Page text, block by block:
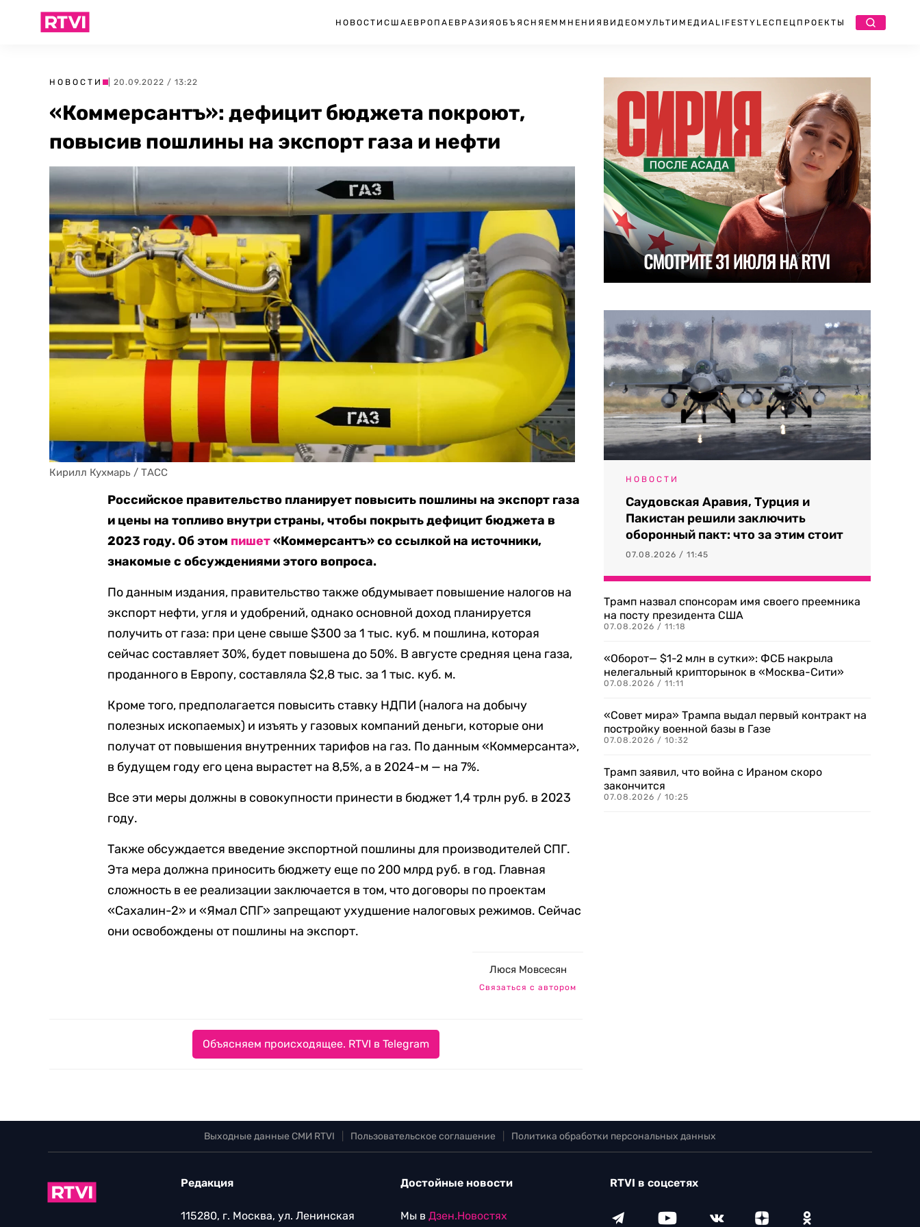
НОВОСТИ США ЕВРОПА ЕВРАЗИЯ ОБЪЯСНЯЕМ МНЕНИЯ ВИДЕО МУЛЬТИМЕДИА LIFESTYLEСПЕЦПРОЕКТЫ
НОВОСТИ | 20.09.2022 / 13:22
«Коммерсантъ»: дефицит бюджета покроют,
повысив пошлины на экспорт газа и нефти
Кирилл Кухмарь / ТАСС
Российское правительство планирует повысить пошлины на экспорт газа
и цены на топливо внутри страны, чтобы покрыть дефицит бюджета в
2023 году. Об этом пишет«Коммерсантъ» со ссылкой на источники,
знакомые с обсуждениями этого вопроса.
По данным издания, правительство также обдумывает повышение налогов на
экспорт нефти, угля и удобрений, однако основной доход планируется
получить от газа: при цене свыше $300 за 1 тыс. куб. м пошлина, которая
сейчас составляет 30%, будет повышена до 50%. В августе средняя цена газа,
проданного в Европу, составляла $2,8 тыс. за 1 тыс. куб. м.
Кроме того, предполагается повысить ставку НДПИ (налога на добычу
полезных ископаемых) и изъять у газовых компаний деньги, которые они
получат от повышения внутренних тарифов на газ. По данным «Коммерсанта»,
в будущем году его цена вырастет на 8,5%, а в 2024-м — на 7%.
Все эти меры должны в совокупности принести в бюджет 1,4 трлн руб. в 2023
году.
Также обсуждается введение экспортной пошлины для производителей СПГ.
Эта мера должна приносить бюджету еще по 200 млрд руб. в год. Главная
сложность в ее реализации заключается в том, что договоры по проектам
«Сахалин-2» и «Ямал СПГ» запрещают ухудшение налоговых режимов. Сейчас
они освобождены от пошлины на экспорт.
Люся Мовсесян
Связаться с автором
Объясняем происходящее. RTVI в Telegram
НОВОСТИ
Саудовская Аравия, Турция и
Пакистан решили заключить
оборонный пакт: что за этим стоит
07.08.2026 / 11:45
Трамп назвал спонсорам имя своего преемника
на посту президента США
07.08.2026 / 11:18
«Оборот— $1-2 млн в сутки»: ФСБ накрыла
нелегальный крипторынок в «Москва-Сити»
07.08.2026 / 11:11
«Совет мира» Трампа выдал первый контракт на
постройку военной базы в Газе
07.08.2026 / 10:32
Трамп заявил, что война с Ираном скоро
закончится
07.08.2026 / 10:25
Выходные данные СМИ RTVI Пользовательское соглашение Политика обработки персональных данных
Редакция
115280, г. Москва, ул. Ленинская
Достойные новости
Мы в Дзен.Новостях
RTVI в соцсетях